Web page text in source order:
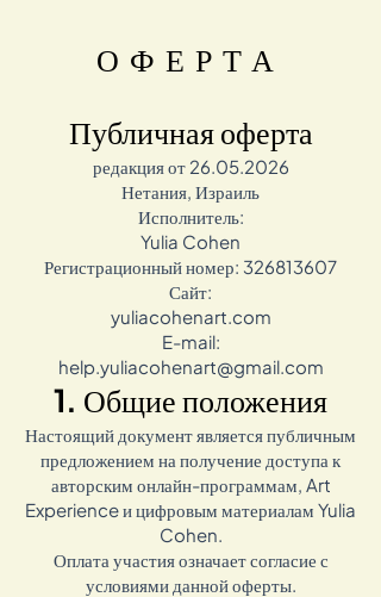
ОФЕРТА
Публичная оферта
редакция от 26.05.2026
Нетания, Израиль
Исполнитель:
Yulia Cohen
Регистрационный номер: 326813607
Сайт:
yuliacohenart.com
E-mail:
help.yuliacohenart@gmail.com
1. Общие положения
Настоящий документ является публичным
предложением на получение доступа к
авторским онлайн-программам, Art
Experience и цифровым материалам Yulia
Cohen.
Оплата участия означает согласие с
условиями данной оферты.